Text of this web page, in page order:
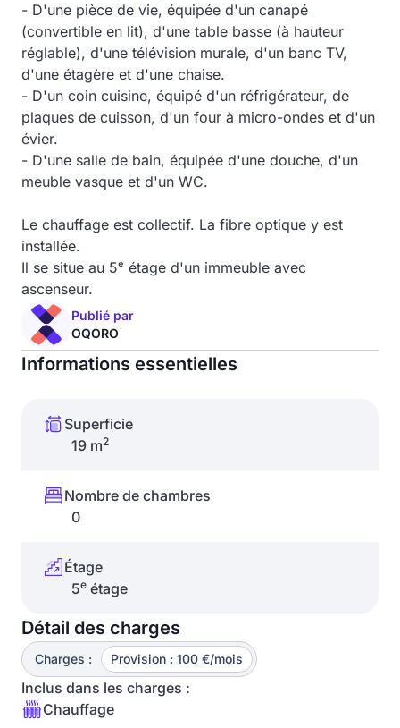
- D'une pièce de vie, équipée d'un canapé
(convertible en lit), d'une table basse (à hauteur
réglable), d'une télévision murale, d'un banc TV,
d'une étagère et d'une chaise.
- D'un coin cuisine, équipé d'un réfrigérateur, de
plaques de cuisson, d'un four à micro-ondes et d'un
évier.
- D'une salle de bain, équipée d'une douche, d'un
meuble vasque et d'un WC.
Le chauffage est collectif. La fibre optique y est
installée.
Il se situe au 5ᵉ étage d'un immeuble avec
ascenseur.
Publié par
OQORO
Informations essentielles
Superficie
19 m2
Nombre de chambres
0
Étage
5e étage
Détail des charges
Charges : Provision : 100 €/mois
Inclus dans les charges :
Chauffage